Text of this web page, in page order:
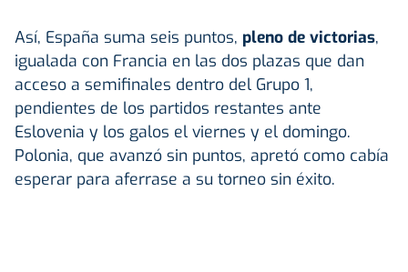
Así, España suma seis puntos, pleno de victorias,
igualada con Francia en las dos plazas que dan
acceso a semifinales dentro del Grupo 1,
pendientes de los partidos restantes ante
Eslovenia y los galos el viernes y el domingo.
Polonia, que avanzó sin puntos, apretó como cabía
esperar para aferrase a su torneo sin éxito.